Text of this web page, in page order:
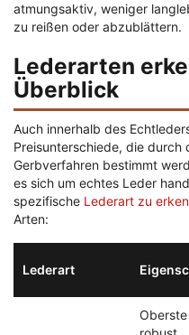
atmungsaktiv, weniger
zu reißen oder abzublättern.
Lederarten
Überblick
Auch innerhalb des
Preisunterschiede, die durch
Gerbverfahren bestimmt
es sich um echtes Leder
spezifische Lederart zu
Arten:
Lederart